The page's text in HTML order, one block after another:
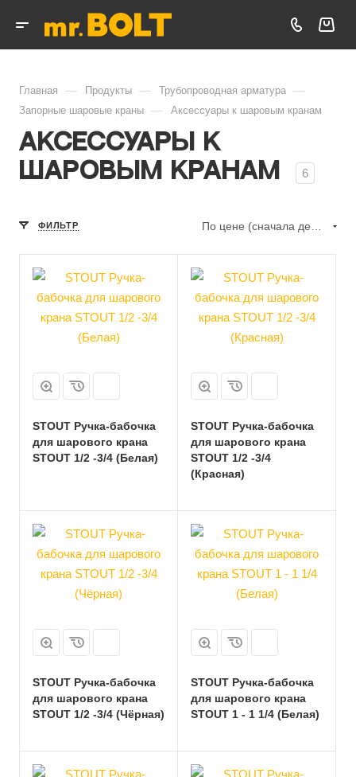
Главная — Продукты — Трубопроводная арматура —
Запорные шаровые краны — Аксессуары к шаровым кранам
Аксессуары к
шаровым кранам
6
ФИЛЬТР
STOUT Ручка-бабочка
для шарового крана
STOUT 1/2 -3/4 (Белая)
STOUT Ручка-бабочка
для шарового крана
STOUT 1/2 -3/4
(Красная)
STOUT Ручка-бабочка
для шарового крана
STOUT 1/2 -3/4 (Чёрная)
STOUT Ручка-бабочка
для шарового крана
STOUT 1 - 1 1/4 (Белая)